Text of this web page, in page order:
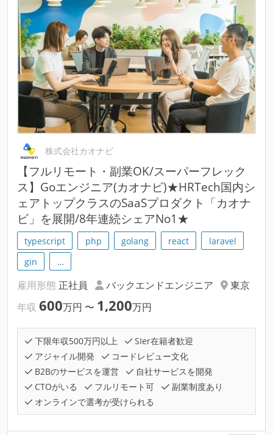
株式会社カオナビ
【フルリモート・副業OK/スーパーフレック
ス】Goエンジニア(カオナビ)★HRTech国内シ
ェアトップクラスのSaaSプロダクト「カオナ
ビ」を展開/8年連続シェアNo1★
typescript php golang react
laravel
gin
…
雇用形態 正社員 バックエンドエンジニア
東京
年収 600万円 〜 1,200万円
下限年収500万円以上
SIer在籍者歓迎
アジャイル開発
コードレビュー文化
B2Bのサービスを運営
自社サービスを開発
CTOがいる
フルリモート可
副業制度あり
オンラインで選考が受けられる